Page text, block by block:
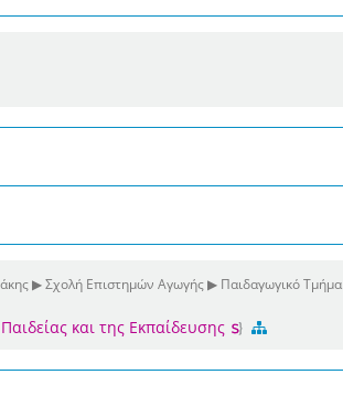
▶ Σχολή Επιστημών Αγωγής ▶ Παιδαγωγικό Τμήμα
και της Εκπαίδευσης